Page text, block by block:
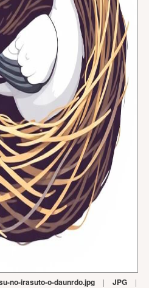
no-irasuto-o-daunrdo.jpg | JPG |